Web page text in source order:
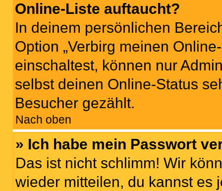
Online-Liste auftaucht?
In deinem persönlichen
Option „Verbirg meinen
einschaltest, können nur
selbst deinen Online-Status
Besucher gezählt.
Nach oben
» Ich habe mein Passwort
Das ist nicht schlimm! Wir
wieder mitteilen, du kannst es